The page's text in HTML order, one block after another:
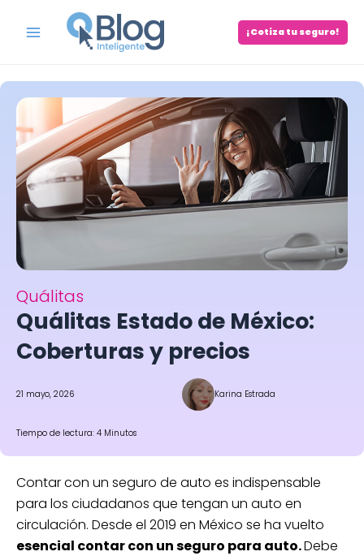
Menu
¡Cotiza tu seguro!
Quálitas
Quálitas Estado de México:
Coberturas y precios
21 mayo, 2026 Karina Estrada
Tiempo de lectura: 4 Minutos
Contar con un seguro de auto es indispensable
para los ciudadanos que tengan un auto en
circulación. Desde el 2019 en México se ha vuelto
esencial contar con un seguro para auto.Debe